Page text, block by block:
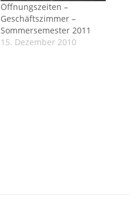
Öffnungszeiten –
Geschäftszimmer –
Sommersemester 2011
15. Dezember 2010